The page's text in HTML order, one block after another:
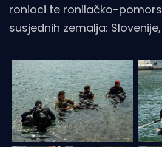
ronioci te ronilačko-
susjednih zemalja: